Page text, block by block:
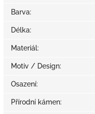
Barva:
Délka:
Materiál:
Motiv / Design:
Osazení:
Přírodní kámen: